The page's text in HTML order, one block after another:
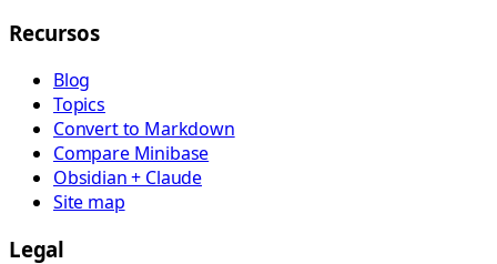
Recursos
Blog
Topics
Convert to Markdown
Compare Minibase
Obsidian + Claude
Site map
Legal